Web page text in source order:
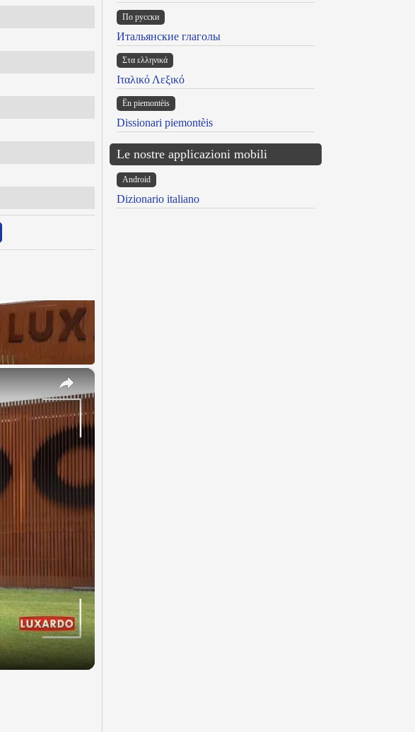
×
По русски
Итальянские глаголы
Στα ελληνικά
Ιταλικό Λεξικό
Ën piemontèis
Dissionari piemontèis
Le nostre applicazioni mobili
Android
Dizionario italiano